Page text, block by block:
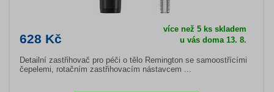
628 Kč
více než 5 ks skladem
u vás doma 13. 8.
Detailní zastřihovač pro péči o tělo Remington se samoostřícími
čepelemi, rotačním zastřihovacím nástavcem ...